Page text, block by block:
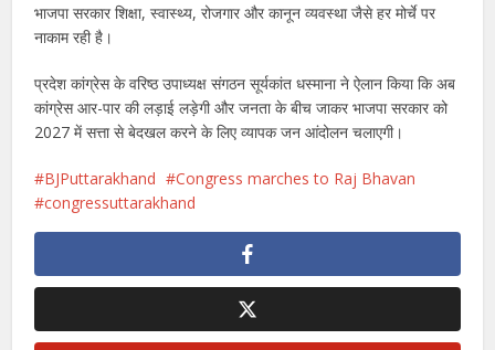
भाजपा सरकार शिक्षा, स्वास्थ्य, रोजगार और कानून व्यवस्था जैसे हर मोर्चे पर
नाकाम रही है।
प्रदेश कांग्रेस के वरिष्ठ उपाध्यक्ष संगठन सूर्यकांत धस्माना ने ऐलान किया कि अब
कांग्रेस आर-पार की लड़ाई लड़ेगी और जनता के बीच जाकर भाजपा सरकार को
2027 में सत्ता से बेदखल करने के लिए व्यापक जन आंदोलन चलाएगी।
BJPuttarakhand
Congress marches to Raj Bhavan
congressuttarakhand